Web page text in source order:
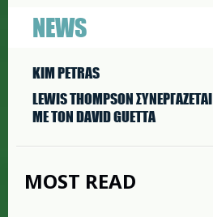
NEWS
KIM PETRAS
LEWIS THOMPSON ΣΥΝΕΡΓAΖΕΤΑΙ
ΜΕ ΤΟΝ DAVID GUETTA
MOST READ